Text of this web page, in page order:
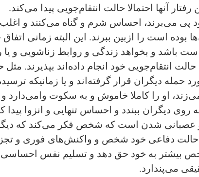
آنها احتمالا حالت انتقام‌جویی پیدا می‌کند.
پی می‌برند، احساس شرم و گناه می‌کنند و
بوده است را ازبین ببرند. این البته زمانی
باشد و بخواهد زندگی و روابط زناشویی و یا
حالت انتقام‌جویی خود انجام داده‌اند بپذیرند.
حمله دیگران قرار گرفته‌اند و یا زمانیکه
او را کاملا خاموش و به سکوت وامی‌دارد
دیگران ببندد و احساس تنهایی و انزوا پیدا
و عصبانی شدن است که شخص فکر می‌کند که
حالت دفاعی خود شخص و واکنش‌های فوری و
بیشتر به خود حق دهد و تسلیم نفس احساسی
می‌پندارد.